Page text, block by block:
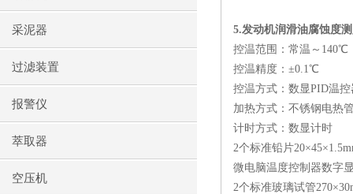
采泥器
过滤装置
报警仪
萃取器
空压机
5.发动机润滑油腐蚀度
控温范围：常温～ 140℃
控温精度：±0.1℃
控温方式：数显PID温控
加热方式：不锈钢电热
计时方式：数显计时
2个标准铅片20×45×
微电脑温度控制器数字
2个标准玻璃试管270×